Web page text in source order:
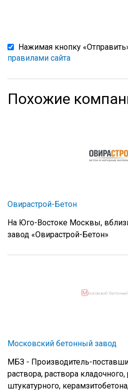
Нажимая кнопку
правилами сайта
Похожие
Овирастрой-Бетон
На Юго-Востоке Москвы,
завод «Овирастрой-Бетон»
Московский бетонный завод
МБЗ - Производитель-
раствора, раствора кладочного,
штукатурного,